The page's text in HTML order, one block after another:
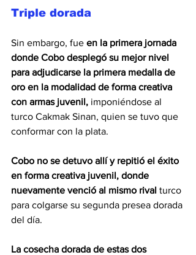
Triple dorada
Sin embargo, fue en la primera jornada
donde Cobo desplegó su mejor nivel
para adjudicarse la primera medalla de
oro en la modalidad de forma creativa
con armas juvenil, imponiéndose al
turco Cakmak Sinan, quien se tuvo que
conformar con la plata.
Cobo no se detuvo allí y repitió el éxito
en forma creativa juvenil, donde
nuevamente venció al mismo rival turco
para colgarse su segunda presea dorada
del día.
La cosecha dorada de estas dos